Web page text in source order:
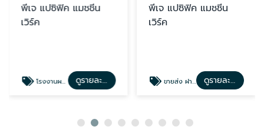
พีเจ แปซิฟิค แมชชีน
เวิร์ค
โรงงานผลิตฝาปิดท่อเหล็กหล่อ สมุทรปราการ ชลบุรี ดูรายละเอียด
พีเจ แปซิฟิค แมชชีน
เวิร์ค
ขายส่ง ฝาท่อระบายน้ำเหล็กหล่อ สมุทรปราการ ชลบุรี ดูรายละเอียด